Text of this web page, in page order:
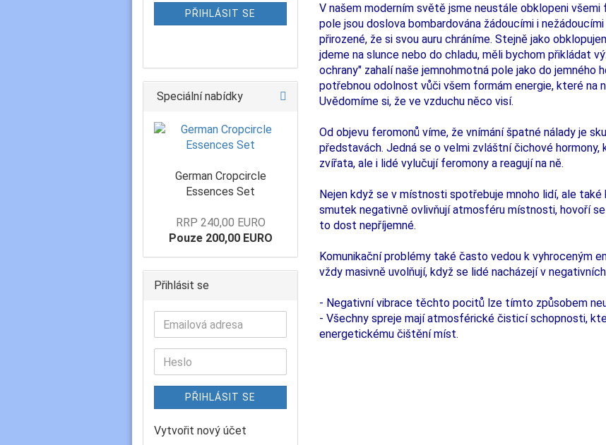
V našem moderním světě jsme neustále obklopeni všemi
pole jsou doslova bombardována žádoucími i
přirozené, že si svou auru chráníme. Stejně jako
jdeme na slunce nebo do chladu, měli bychom přikládat
ochrany" zahalí naše jemnohmotná pole jako do jemného
potřebnou odolnost vůči všem formám energie, které na
Uvědomíme si, že ve vzduchu něco visí.
Od objevu feromonů víme, že vnímání špatné nálady je
představách. Jedná se o velmi zvláštní čichové hormony,
zvířata, ale i lidé vylučují feromony a reagují na ně.
Nejen když se v místnosti spotřebuje mnoho lidí, ale také
smutek negativně ovlivňují atmosféru místnosti, hovoří
to dost nepříjemné.
Komunikační problémy také často vedou k vyhroceným
vždy masivně uvolňují, když se lidé nacházejí v
- Negativní vibrace těchto pocitů lze tímto způsobem
- Všechny spreje mají atmosférické čisticí schopnosti,
energetickému čištění míst.
PŘIHLÁSIT SE
Speciální nabídky
German Cropcircle
Essences Set
RRP 240,00 EURO
Pouze 200,00 EURO
Přihlásit se
PŘIHLÁSIT SE
Vytvořit nový účet